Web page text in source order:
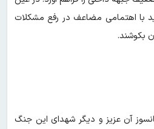
با اهتمامی مضاعف در رفع مشکلات
بکوشند.
آن عزیز و دیگر شهدای این جنگ